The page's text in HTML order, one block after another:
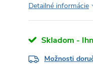
Detailné informácie
Skladom -
Možnosti